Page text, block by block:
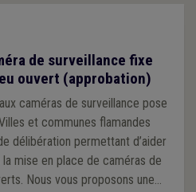
de surveillance fixe
ouvert (approbation)
caméras de surveillance pose
et communes flamandes
délibération permettant d’aider
mise en place de caméras de
Nous vous proposons une